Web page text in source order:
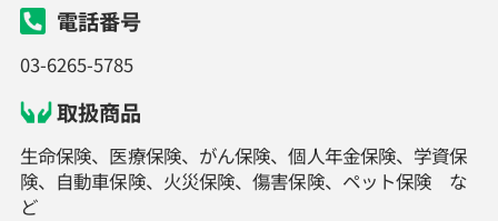
電話番号
03-6265-5785
取扱商品
生命保険、医療保険、がん保険、個人年金保険、学資保
険、自動車保険、火災保険、傷害保険、ペット保険 な
ど